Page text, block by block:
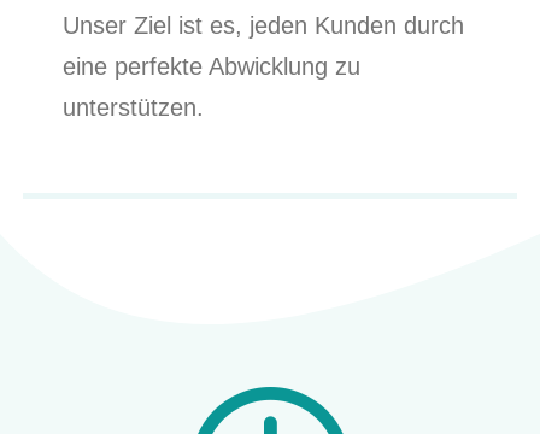
Unser Ziel ist es, jeden Kunden durch
eine perfekte Abwicklung zu
unterstützen.